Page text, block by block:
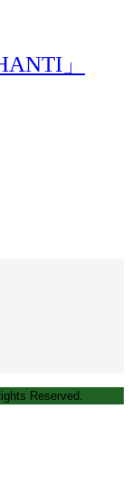
Reserved.